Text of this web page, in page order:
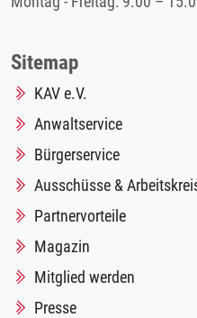
Sitemap
KAV e.V.
Anwaltservice
Bürgerservice
Ausschüsse &
Partnervorteile
Magazin
Mitglied werden
Presse